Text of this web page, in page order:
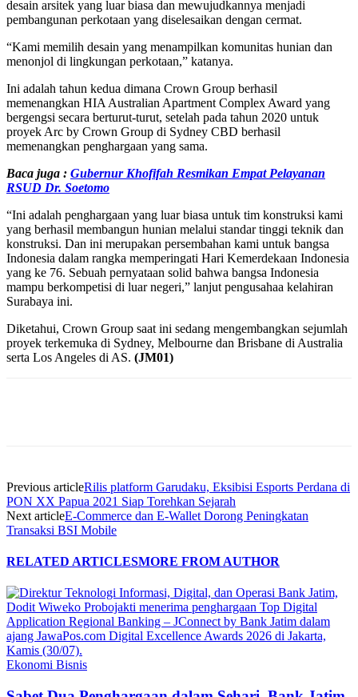
desain arsitek yang luar biasa dan mewujudkannya menjadi
pembangunan perkotaan yang diselesaikan dengan cermat.
“Kami memilih desain yang menampilkan komunitas hunian dan
menonjol di lingkungan perkotaan,” katanya.
Ini adalah tahun kedua dimana Crown Group berhasil
memenangkan HIA Australian Apartment Complex Award yang
bergengsi secara berturut-turut, setelah pada tahun 2020 untuk
proyek Arc by Crown Group di Sydney CBD berhasil
memenangkan penghargaan yang sama.
Baca juga : Gubernur Khofifah Resmikan Empat Pelayanan
RSUD Dr. Soetomo
“Ini adalah penghargaan yang luar biasa untuk tim konstruksi kami
yang berhasil membangun hunian melalui standar tinggi teknik dan
konstruksi. Dan ini merupakan persembahan kami untuk bangsa
Indonesia dalam rangka memperingati Hari Kemerdekaan Indonesia
yang ke 76. Sebuah pernyataan solid bahwa bangsa Indonesia
mampu berkompetisi di luar negeri,” lanjut pengusahaa kelahiran
Surabaya ini.
Diketahui, Crown Group saat ini sedang mengembangkan sejumlah
proyek terkemuka di Sydney, Melbourne dan Brisbane di Australia
serta Los Angeles di AS. (JM01)
Previous articleRilis platform Garudaku, Eksibisi Esports Perdana di
PON XX Papua 2021 Siap Torehkan Sejarah
Next articleE-Commerce dan E-Wallet Dorong Peningkatan
Transaksi BSI Mobile
RELATED ARTICLESMORE FROM AUTHOR
Ekonomi Bisnis